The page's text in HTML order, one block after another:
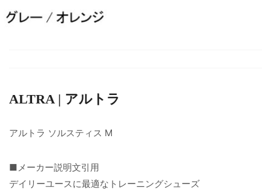
ALTRA | アルトラ
アルトラ ソルスティス M
■メーカー説明文引用
デイリーユースに最適なトレーニングシューズ